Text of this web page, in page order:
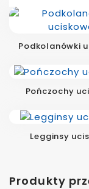
Podkolanówki
Pończochy
Legginsy
Produkty